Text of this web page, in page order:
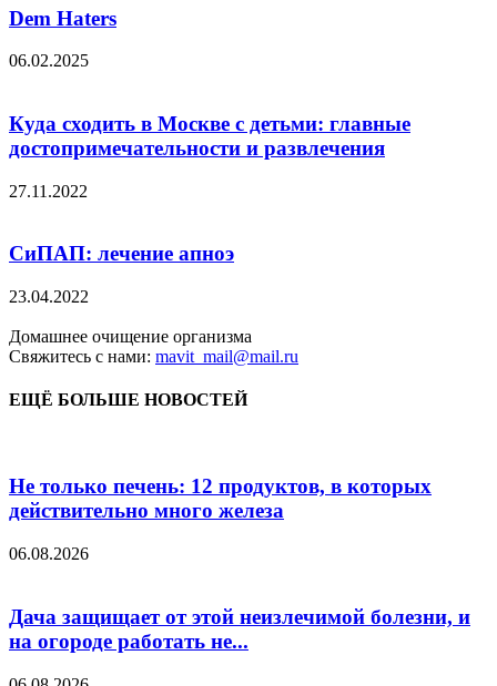
Dem Haters
06.02.2025
Куда сходить в Москве с детьми: главные
достопримечательности и развлечения
27.11.2022
СиПАП: лечение апноэ
23.04.2022
Домашнее очищение организма
Свяжитесь с нами: mavit_mail@mail.ru
ЕЩЁ БОЛЬШЕ НОВОСТЕЙ
Не только печень: 12 продуктов, в которых
действительно много железа
06.08.2026
Дача защищает от этой неизлечимой болезни, и
на огороде работать не...